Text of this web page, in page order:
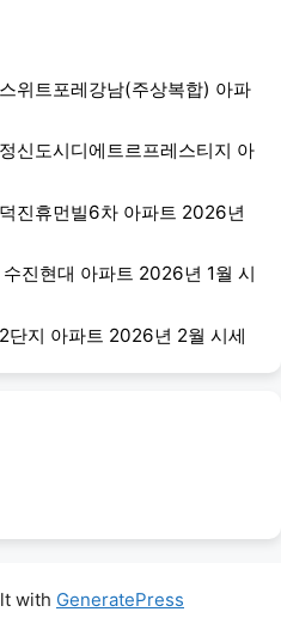
위트포레강남(주상복합) 아파
신도시디에트르프레스티지 아
진휴먼빌6차 아파트 2026년
진현대 아파트 2026년 1월 시
단지 아파트 2026년 2월 시세
with GeneratePress